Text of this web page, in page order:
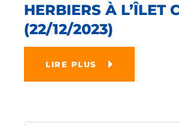
HERBIERS À L’ÎLET
(22/12/2023)
LIRE PLUS